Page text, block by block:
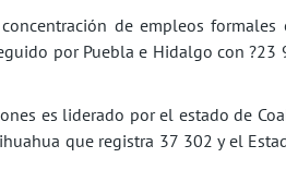
de empleos formales
por Puebla e Hidalgo con ?23
es liderado por el estado de
que registra 37 302 y el